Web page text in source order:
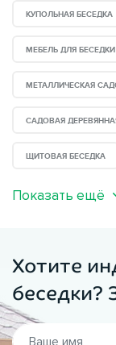
КУПОЛЬНАЯ БЕСЕДКА
МЕБЕЛЬ ДЛЯ БЕСЕДКИ
МЕТАЛЛИЧЕСКАЯ
САДОВАЯ
ЩИТОВАЯ БЕСЕДКА
Показать ещё
Хотите
беседки?